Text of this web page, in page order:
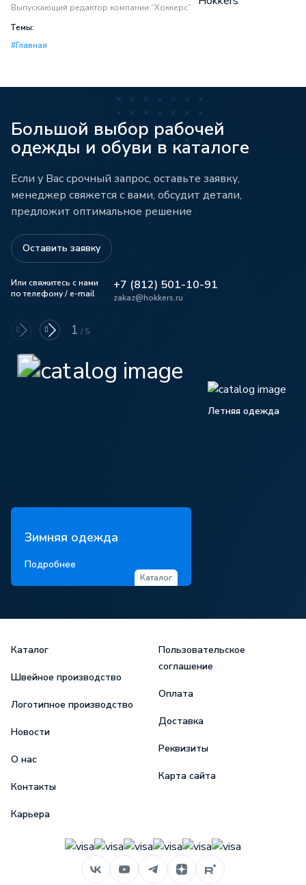
Выпускающий редактор компании “Хоккерс”
Темы:
#Главная
Большой выбор рабочей
одежды и обуви в каталоге
Если у Вас срочный запрос, оставьте заявку,
менеджер свяжется с вами, обсудит детали,
предложит оптимальное решение
Оставить заявку
Или свяжитесь с нами
по телефону / e-mail
+7 (812) 501-10-91
zakaz@hokkers.ru
1 / 5
Каталог
Зимняя одежда
Подробнее
Летняя одежда
Каталог
Швейное производство
Логотипное производство
Новости
О нас
Контакты
Карьера
Пользовательское
соглашение
Оплата
Доставка
Реквизиты
Карта сайта